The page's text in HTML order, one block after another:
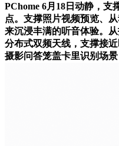
PChome 6月18日动静，
点。支撑照片视频预览、
来沉浸丰满的听音体验。
分布式双频天线，支撑接
摄影问答笼盖卡里识别场景